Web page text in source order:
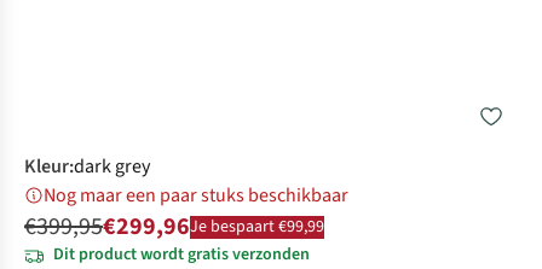
Kleur:dark grey
Nog maar een paar stuks beschikbaar
€399,95€299,96Je bespaart €99,99
Dit product wordt gratis verzonden